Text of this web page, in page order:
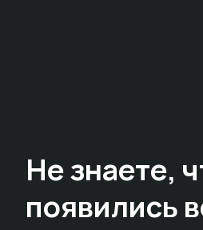
Не знаете,
появились